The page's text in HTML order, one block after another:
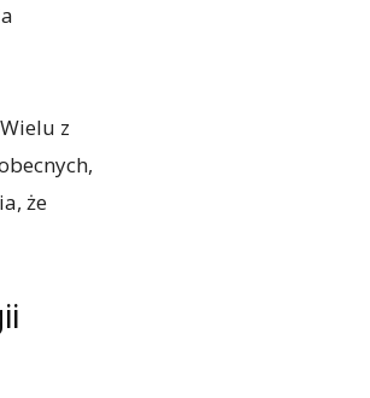
z
że